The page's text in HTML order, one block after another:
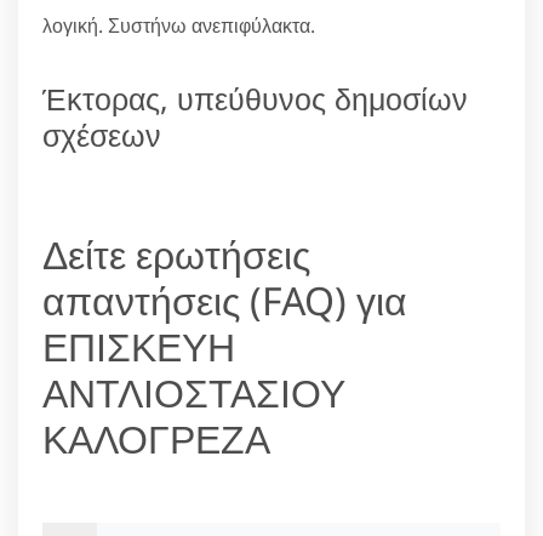
λογική. Συστήνω ανεπιφύλακτα.
Έκτορας, υπεύθυνος δημοσίων
σχέσεων
Δείτε ερωτήσεις
απαντήσεις (FAQ) για
ΕΠΙΣΚΕΥΗ
ΑΝΤΛΙΟΣΤΑΣΙΟΥ
ΚΑΛΟΓΡΕΖΑ